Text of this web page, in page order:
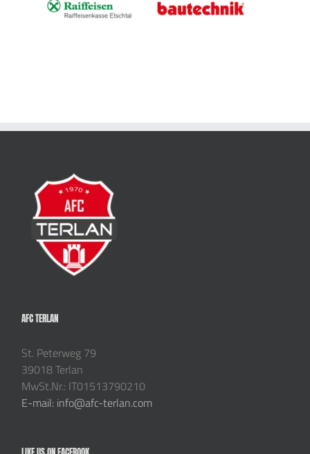
AFC TERLAN
St. Peterweg 79
39018 Terlan
MwSt.Nr.: IT01513790210
E-mail: info@afc-terlan.com